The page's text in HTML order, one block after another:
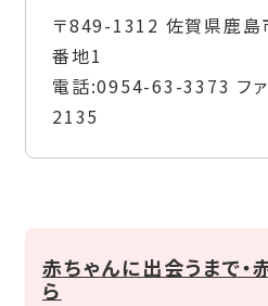
〒849-1312 佐賀県鹿
番地1
電話:0954-63-3373 フ
2135
赤ちゃんに出会うまで・
ら